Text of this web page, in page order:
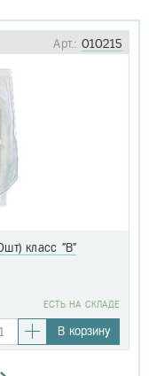
Арт.: 010215
класс "В"
EСТЬ НА СКЛАДЕ
В корзину